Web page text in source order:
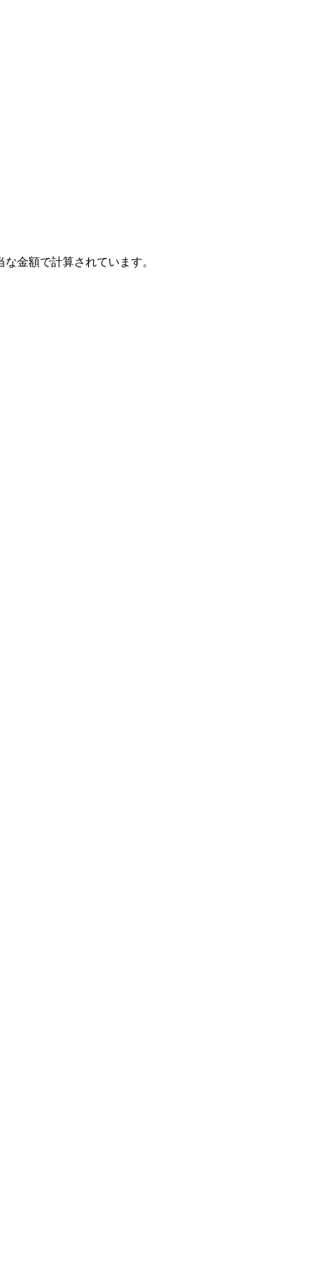
な金額で計算されています。